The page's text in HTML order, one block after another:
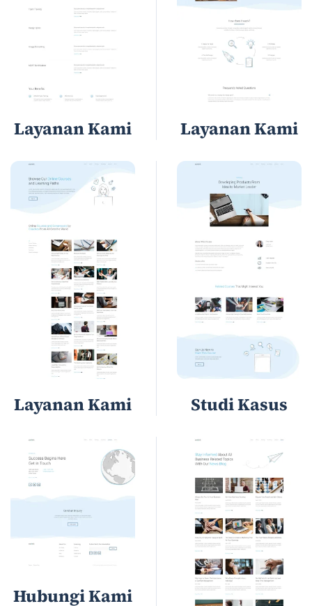
Layanan Kami Layanan Kami
Layanan Kami Studi Kasus
Hubungi Kami